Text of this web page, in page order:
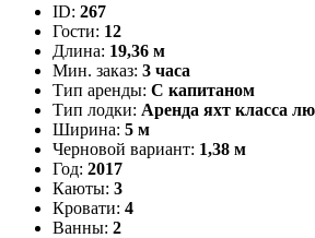
ID: 267
Гости: 12
Длина: 19,36 м
Мин. заказ: 3 часа
Тип аренды: С капитаном
Тип лодки: Аренда яхт класса
Ширина: 5 м
Черновой вариант: 1,38 м
Год: 2017
Каюты: 3
Кровати: 4
Ванны: 2